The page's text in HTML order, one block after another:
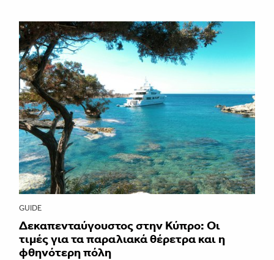
GUIDE
Δεκαπενταύγουστος στην Κύπρο: Οι
τιμές για τα παραλιακά θέρετρα και η
φθηνότερη πόλη